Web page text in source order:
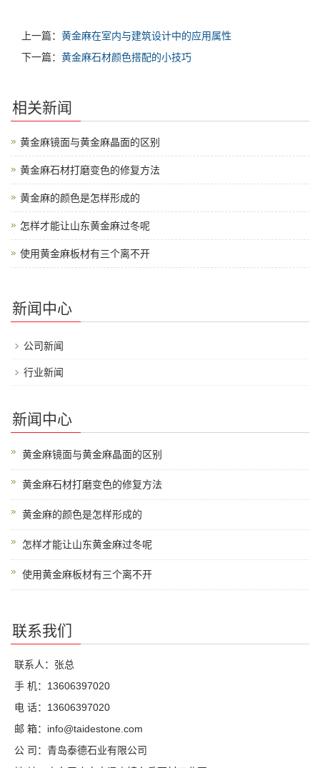
上一篇： 黄金麻在室内与建筑设计中的应用属性
下一篇： 黄金麻石材颜色搭配的小技巧
相关新闻
黄金麻镜面与黄金麻晶面的区别
黄金麻石材打磨变色的修复方法
黄金麻的颜色是怎样形成的
怎样才能让山东黄金麻过冬呢
使用黄金麻板材有三个离不开
新闻中心
公司新闻
行业新闻
新闻中心
黄金麻镜面与黄金麻晶面的区别
黄金麻石材打磨变色的修复方法
黄金麻的颜色是怎样形成的
怎样才能让山东黄金麻过冬呢
使用黄金麻板材有三个离不开
联系我们
联系人：张总
手 机：13606397020
电 话：13606397020
邮 箱：info@taidestone.com
公 司：青岛泰德石业有限公司